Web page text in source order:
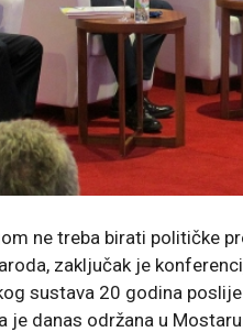
ne treba birati političke
zaključak je
sustava 20 godina
je danas održana u Mostaru.